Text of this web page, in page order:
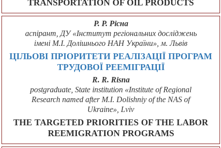
TRANSPORTATION OF OIL PRODUCTS
Р. Р. Рісна
аспірант, ДУ «Інститут регіональних досліджень
імені М.І. Долішнього НАН України», м. Львів
ЦІЛЬОВІ ПРІОРИТЕТИ РЕАЛІЗАЦІЇ ПРОГРАМ
ТРУДОВОЇ РЕЕМІГРАЦІЇ
R. R. Risna
postgraduate, State institution «Institute of Regional
Research named after M.I. Dolishniy of the NAS of
Ukraine», Lviv
THE TARGETED PRIORITIES OF THE LABOR
REEMIGRATION PROGRAMS